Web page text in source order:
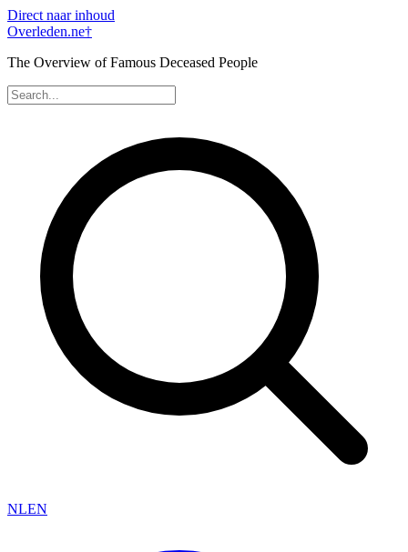
Direct naar inhoud
Overleden.ne†
The Overview of Famous Deceased People
NLEN